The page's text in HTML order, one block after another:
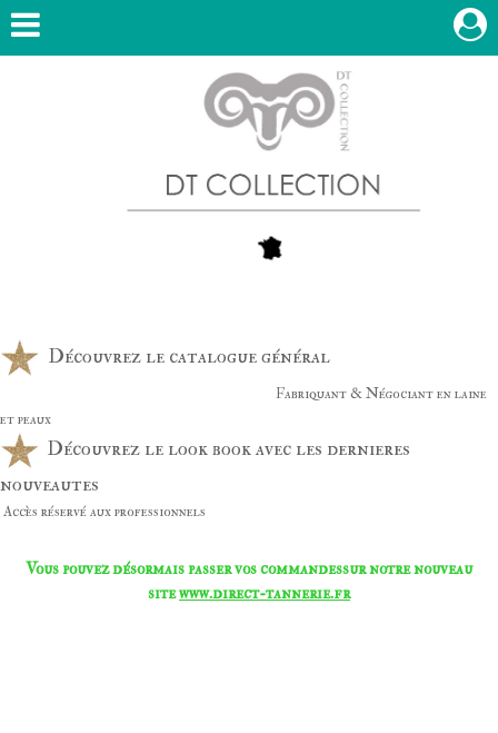
Découvrez le catalogue général
Fabriquant & Négociant en laine
et peaux
Découvrez le look book avec les dernieres
nouveautes
Accès réservé aux professionnels
Vous pouvez désormais passer vos commandessur notre nouveau
sitewww.direct-tannerie.fr